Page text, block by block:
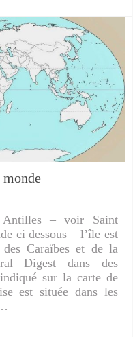
Antilles – voir Saint
ci dessous – l’île est
Caraïbes et de la
Digest dans des
sur la carte de
est située dans les